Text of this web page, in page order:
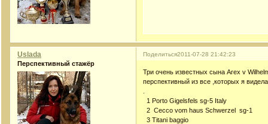
Поделиться2011-07-28 21:42:23
Uslada
Перспективный стажёр
Три очень известных сына Arex v
перспективный из все ,которых я
1 Porto Gigelsfels sg-5 Italy
2 Cecco vom haus Schwerzel sg-1
3 Titani baggio